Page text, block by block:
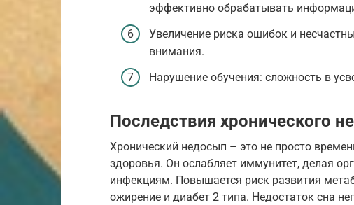
эффективно обрабатывать
Увеличение риска ошибок и
внимания.
Нарушение обучения: сложность в
Последствия хронического
Хронический недосып – это не просто
здоровья. Он ослабляет иммунитет, делая
инфекциям. Повышается риск развития
ожирение и диабет 2 типа. Недостаток сна